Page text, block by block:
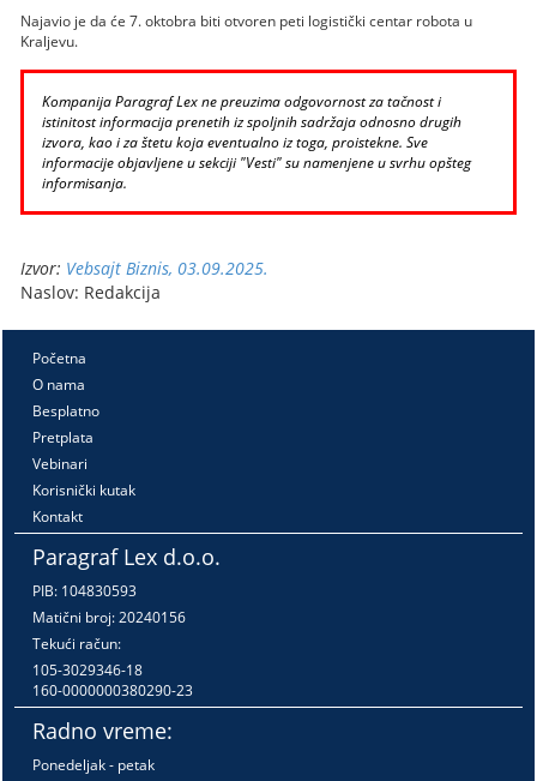
Najavio je da će 7. oktobra biti otvoren peti logistički centar robota u
Kraljevu.
Kompanija Paragraf Lex ne preuzima odgovornost za tačnost i
istinitost informacija prenetih iz spoljnih sadržaja odnosno drugih
izvora, kao i za štetu koja eventualno iz toga, proistekne. Sve
informacije objavljene u sekciji "Vesti" su namenjene u svrhu opšteg
informisanja.
Izvor: Vebsajt Biznis, 03.09.2025.
Naslov: Redakcija
Početna
O nama
Besplatno
Pretplata
Vebinari
Korisnički kutak
Kontakt
Paragraf Lex d.o.o.
PIB: 104830593
Matični broj: 20240156
Tekući račun:
105-3029346-18
160-0000000380290-23
Radno vreme:
Ponedeljak - petak